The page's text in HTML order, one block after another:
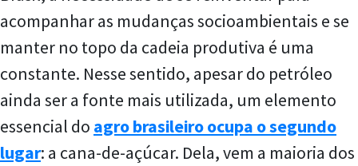
acompanhar as mudanças socioambientais e se
manter no topo da cadeia produtiva é uma
constante. Nesse sentido, apesar do petróleo
ainda ser a fonte mais utilizada, um elemento
essencial do agro brasileiro ocupa o segundo
lugar: a cana-de-açúcar. Dela, vem a maioria dos